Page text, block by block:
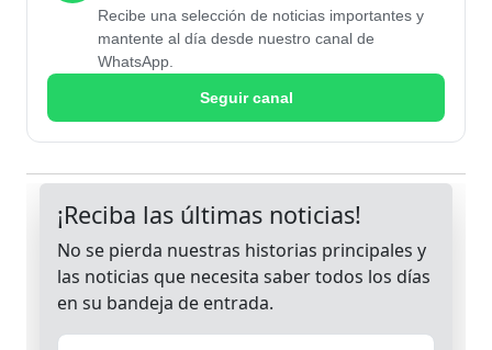
Recibe una selección de noticias importantes y
mantente al día desde nuestro canal de
WhatsApp.
Seguir canal